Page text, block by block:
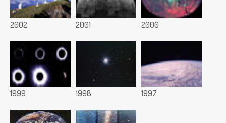
2002 2001 2000
1999 1998 1997